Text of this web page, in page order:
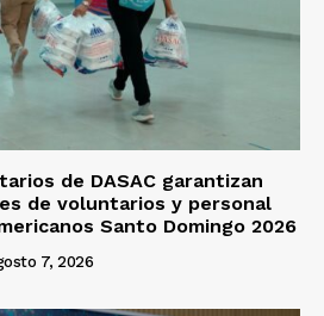
de DASAC garantizan
de voluntarios y personal
Santo Domingo 2026
7, 2026